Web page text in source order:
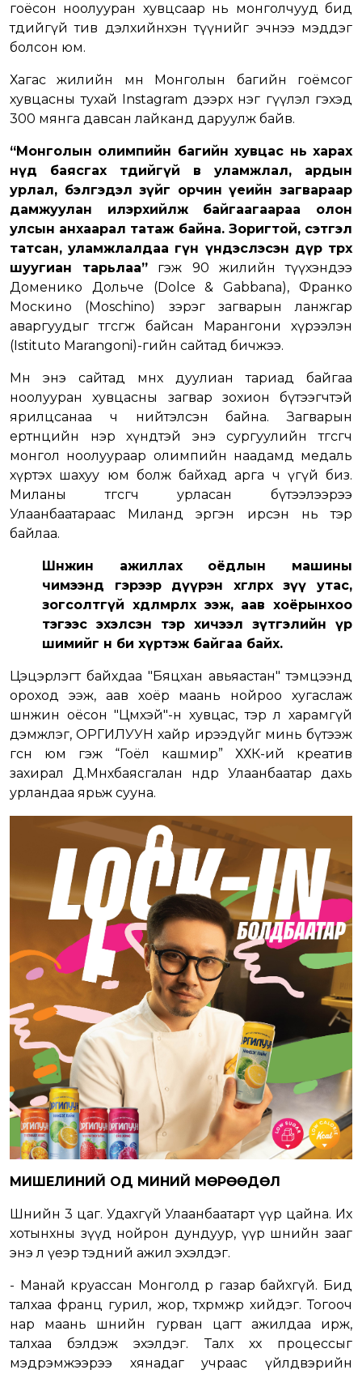
гоёсон ноолууран хувцсаар нь монголчууд бид
төдийгүй тив дэлхийнхэн түүнийг эчнээ мэддэг
болсон юм.
Хагас жилийн өмнө Монголын багийн гоёмсог
хувцасны тухай Instagram дээрх нэг өгүүлэл гэхэд
300 мянга давсан лайканд даруулж байв.
“Монголын олимпийн багийн хувцас нь харах
нүд баясгах төдийгүй өв уламжлал, ардын
урлал, бэлгэдэл зүйг орчин үеийн загвараар
дамжуулан илэрхийлж байгаагаараа олон
улсын анхаарал татаж байна. Зоригтой, сэтгэл
татсан, уламжлалдаа гүн үндэслэсэн дүр төрх
шуугиан тарьлаа” гэж 90 жилийн түүхэндээ
Доменико Дольче (Dolce & Gabbana), Франко
Москино (Moschino) зэрэг загварын ланжгар
аваргуудыг төгсгөж байсан Марангони хүрээлэн
(Istituto Marangoni)-гийн сайтад бичжээ.
Мөн энэ сайтад мөнөөх дуулиан тариад байгаа
ноолууран хувцасны загвар зохион бүтээгчтэй
ярилцсанаа ч нийтэлсэн байна. Загварын
ертөнцийн нэр хүндтэй энэ сургуулийн төгсөгч
монгол ноолуураар олимпийн наадамд медаль
хүртэх шахуу юм болж байхад арга ч үгүй биз.
Миланы төгсөгч урласан бүтээлээрээ
Улаанбаатараас Миланд эргэн ирсэн нь тэр
байлаа.
Шөнөжин ажиллах оёдлын машины
чимээнд гэрээр дүүрэн хөглөрөх зүү утас,
зогсолтгүй хөдөлмөрлөх ээж, аав хоёрынхоо
тэгээс эхэлсэн тэр хичээл зүтгэлийн үр
шимийг өнөө би хүртэж байгаа байх.
Цэцэрлэгт байхдаа "Бяцхан авьяастан" тэмцээнд
ороход ээж, аав хоёр маань нойроо хугаслаж
шөнөжин оёсон "Цөмөөхэй"-н хувцас, тэр л харамгүй
дэмжлэг, ОРГИЛУУН хайр ирээдүйг минь бүтээж
өгсөн юм гэж “Гоёл кашмир” ХХК-ий креатив
захирал Д.Мөнхбаясгалан өнөөдөр Улаанбаатар дахь
урландаа ярьж сууна.
МИШЕЛИНИЙ ОД МИНИЙ МӨРӨӨДӨЛ
Шөнийн 3 цаг. Удахгүй Улаанбаатарт үүр цайна. Их
хотынхны зүүд нойрон дундуур, үүр шөнийн зааг
энэ л үеэр тэдний ажил эхэлдэг.
- Манай круассан Монголд өөр газар байхгүй. Бид
талхаа франц гурил, жор, төхөөрөмжөөр хийдэг. Тогооч
нар маань шөнийн гурван цагт ажилдаа ирж,
талхаа бэлдэж эхэлдэг. Талх хөөх процессыг
мэдрэмжээрээ хянадаг учраас үйлдвэрийн